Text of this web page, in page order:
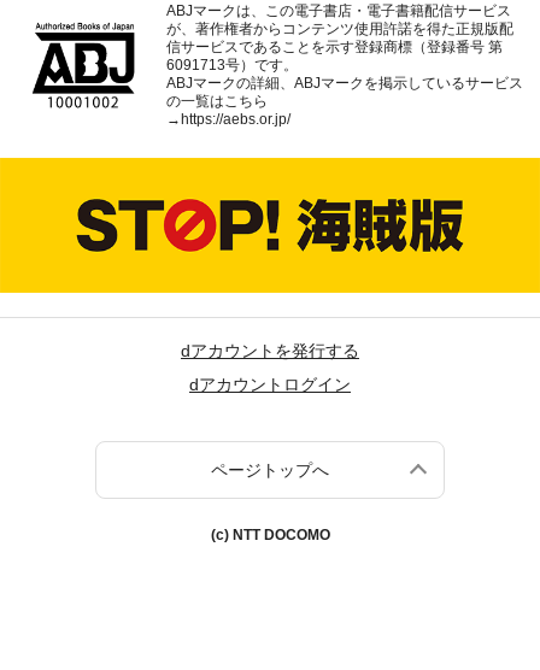
ABJマークは、この電子書店・電子書籍配信サービス
が、著作権者からコンテンツ使用許諾を得た正規版配
信サービスであることを示す登録商標（登録番号 第
6091713号）です。
ABJマークの詳細、ABJマークを掲示しているサービス
の一覧はこちら
→https://aebs.or.jp/
dアカウントを発行する
dアカウントログイン
ページトップへ
(c) NTT DOCOMO